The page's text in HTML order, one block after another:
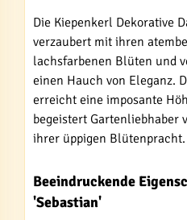
Die Kiepenkerl Dekorative
verzaubert mit ihren
lachsfarbenen Blüten und
einen Hauch von Eleganz.
erreicht eine imposante
begeistert Gartenliebhaber
ihrer üppigen Blütenpracht.
Beeindruckende
'Sebastian'